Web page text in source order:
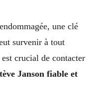
une clé
survenir à tout
crucial de contacter
Janson fiable et